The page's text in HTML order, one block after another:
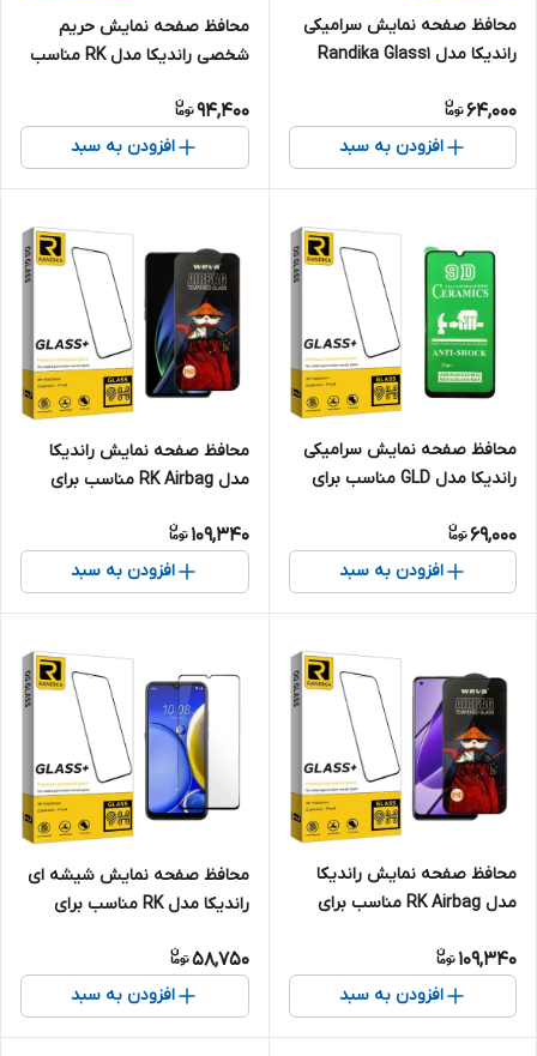
محافظ صفحه نمایش سرامیکی
راندیکا مدل Randika Glass1
Y15s
64,000
افزودن به سبد
محافظ صفحه نمایش حریم
شخصی راندیکا مدل RK مناسب
Galaxy A30
94,400
افزودن به سبد
محافظ صفحه نمایش سرامیکی
راندیکا مدل GLD مناسب برای
A50s
69,000
افزودن به سبد
محافظ صفحه نمایش راندیکا
مدل RK Airbag مناسب برای
109,340
افزودن به سبد
محافظ صفحه نمایش راندیکا
مدل RK Airbag مناسب برای
109,340
افزودن به سبد
محافظ صفحه نمایش شیشه ای
راندیکا مدل RK مناسب برای
F34 5G
58,750
افزودن به سبد